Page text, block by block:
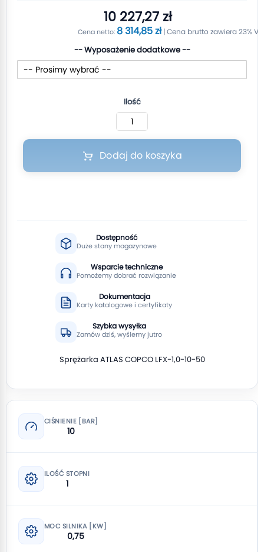
10 227,27 zł
8 314,85 zł
-- Wyposażenie dodatkowe --
Ilość
Dodaj do koszyka
Dostępność
Duże stany magazynowe
Wsparcie techniczne
Pomożemy dobrać rozwiązanie
Dokumentacja
Karty katalogowe i certyfikaty
Szybka wysyłka
Zamów dziś, wyślemy jutro
Sprężarka ATLAS COPCO LFX-1,0-10-50
CIŚNIENIE [BAR]
10
ILOŚĆ STOPNI
1
MOC SILNIKA [KW]
0,75